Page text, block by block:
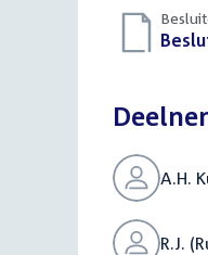
A.H.
R.J.